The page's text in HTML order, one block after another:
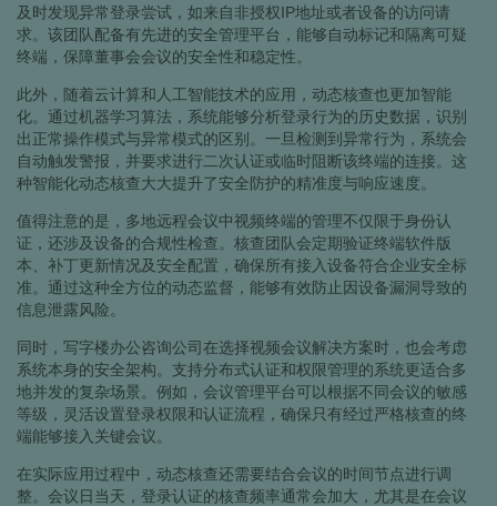
及时发现异常登录尝试，如来自非授权IP地址或者设备的访问请
求。该团队配备有先进的安全管理平台，能够自动标记和隔离可疑
终端，保障董事会会议的安全性和稳定性。
此外，随着云计算和人工智能技术的应用，动态核查也更加智能
化。通过机器学习算法，系统能够分析登录行为的历史数据，识别
出正常操作模式与异常模式的区别。一旦检测到异常行为，系统会
自动触发警报，并要求进行二次认证或临时阻断该终端的连接。这
种智能化动态核查大大提升了安全防护的精准度与响应速度。
值得注意的是，多地远程会议中视频终端的管理不仅限于身份认
证，还涉及设备的合规性检查。核查团队会定期验证终端软件版
本、补丁更新情况及安全配置，确保所有接入设备符合企业安全标
准。通过这种全方位的动态监督，能够有效防止因设备漏洞导致的
信息泄露风险。
同时，写字楼办公咨询公司在选择视频会议解决方案时，也会考虑
系统本身的安全架构。支持分布式认证和权限管理的系统更适合多
地并发的复杂场景。例如，会议管理平台可以根据不同会议的敏感
等级，灵活设置登录权限和认证流程，确保只有经过严格核查的终
端能够接入关键会议。
在实际应用过程中，动态核查还需要结合会议的时间节点进行调
整。会议日当天，登录认证的核查频率通常会加大，尤其是在会议